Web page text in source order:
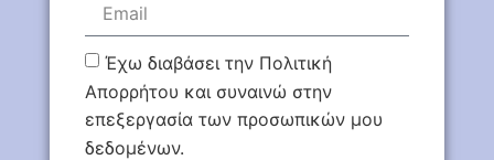
Έχω διαβάσει την Πολιτική
Απορρήτου και συναινώ στην
επεξεργασία των προσωπικών μου
δεδομένων.